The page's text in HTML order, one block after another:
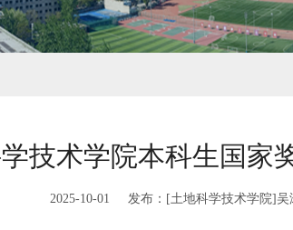
技术学院本科生国家
2025-10-01 发布：[土地科学技术学院]